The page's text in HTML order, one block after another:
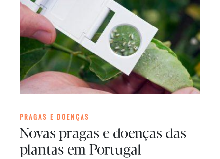
PRAGAS E DOENÇAS
Novas pragas e doenças das
plantas em Portugal